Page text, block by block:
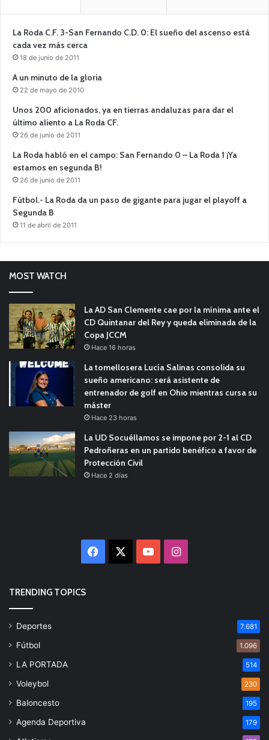
La Roda C.F. 3-San Fernando C.D. 0: El sueño del ascenso está
cada vez más cerca
18 de junio de 2011
A un minuto de la gloria
22 de mayo de 2010
Unos 200 aficionados, ya en tierras andaluzas para dar el
último aliento a La Roda CF.
26 de junio de 2011
La Roda habló en el campo: San Fernando 0 – La Roda 1 ¡Ya
estamos en segunda B!
26 de junio de 2011
Fútbol.- La Roda da un paso de gigante para jugar el playoff a
Segunda B
11 de abril de 2011
MOST WATCH
La AD San Clemente cae por la mínima ante el
CD Quintanar del Rey y queda eliminada de la
Copa JCCM
Hace 16 horas
La tomellosera Lucía Salinas consolida su
sueño americano: será asistente de
entrenador de golf en Ohio mientras cursa su
máster
Hace 23 horas
La UD Socuéllamos se impone por 2-1 al CD
Pedroñeras en un partido benéfico a favor de
Protección Civil
Hace 2 días
Facebook YouTubeInstagram
TRENDING TOPICS
Deportes 7.681
Fútbol 1.096
LA PORTADA 514
Voleybol 230
Baloncesto 195
Agenda Deportiva 179